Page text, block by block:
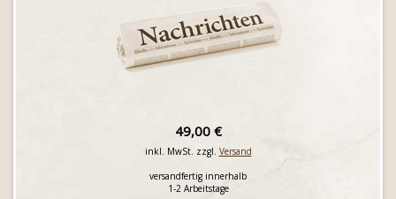
49,00 €
inkl. MwSt. zzgl. Versand
versandfertig innerhalb
1-2 Arbeitstage